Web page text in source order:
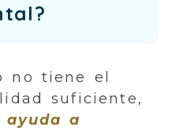
no tiene el
suficiente,
a